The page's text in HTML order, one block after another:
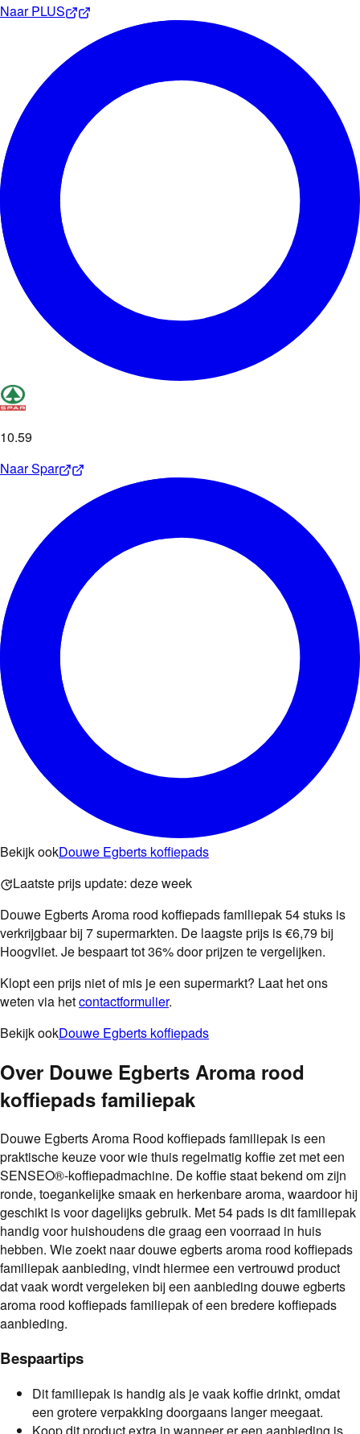
NaarPLUS
10.59
NaarSpar
Bekijk ookDouwe Egberts koffiepads
Laatste prijs update: deze week
Douwe Egberts Aroma rood koffiepads familiepak 54 stuks is
verkrijgbaar bij 7 supermarkten. De laagste prijs is €6,79 bij
Hoogvliet. Je bespaart tot 36% door prijzen te vergelijken.
Klopt een prijs niet of mis je een supermarkt? Laat het ons
weten via hetcontactformulier.
Bekijk ookDouwe Egberts koffiepads
Over Douwe Egberts Aroma rood
koffiepads familiepak
Douwe Egberts Aroma Rood koffiepads familiepak is een
praktische keuze voor wie thuis regelmatig koffie zet met een
SENSEO®-koffiepadmachine. De koffie staat bekend om zijn
ronde, toegankelijke smaak en herkenbare aroma, waardoor hij
geschikt is voor dagelijks gebruik. Met 54 pads is dit familiepak
handig voor huishoudens die graag een voorraad in huis
hebben. Wie zoekt naar douwe egberts aroma rood koffiepads
familiepak aanbieding, vindt hiermee een vertrouwd product
dat vaak wordt vergeleken bij een aanbieding douwe egberts
aroma rood koffiepads familiepak of een bredere koffiepads
aanbieding.
Bespaartips
Dit familiepak is handig als je vaak koffie drinkt, omdat
een grotere verpakking doorgaans langer meegaat.